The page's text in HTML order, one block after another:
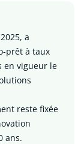
a
prêt à taux
en vigueur le
reste fixée
ans.